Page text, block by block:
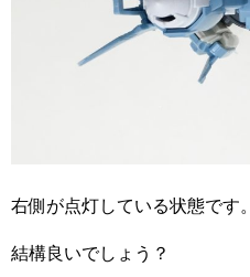
右側が点灯している状態です。
結構良いでしょう？